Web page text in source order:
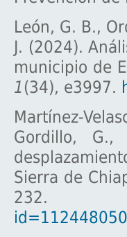
León, G. B.,
J. (2024).
municipio de
1(34), e3997.
Martínez-
Gordillo, G.,
Sierra de